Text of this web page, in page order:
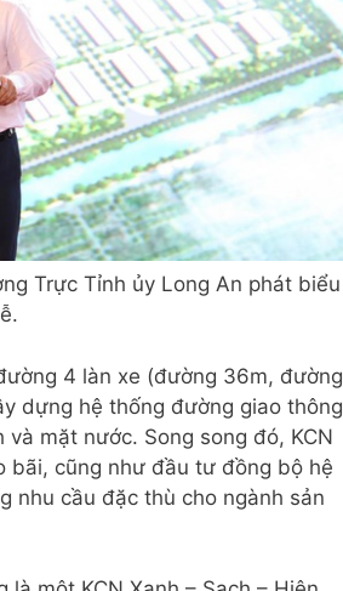
Trực Tỉnh ủy Long An phát biểu
4 làn xe (đường 36m, đường
dựng hệ thống đường giao thông
mặt nước. Song song đó, KCN
bãi, cũng như đầu tư đồng bộ hệ
nhu cầu đặc thù cho ngành sản